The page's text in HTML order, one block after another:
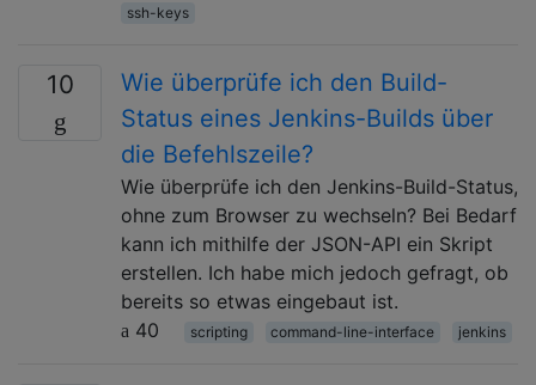
ssh-keys
10
Wie überprüfe ich den Build-
Status eines Jenkins-Builds über
die Befehlszeile?
Wie überprüfe ich den Jenkins-Build-Status,
ohne zum Browser zu wechseln? Bei Bedarf
kann ich mithilfe der JSON-API ein Skript
erstellen. Ich habe mich jedoch gefragt, ob
bereits so etwas eingebaut ist.
40
scripting command-line-interface jenkins